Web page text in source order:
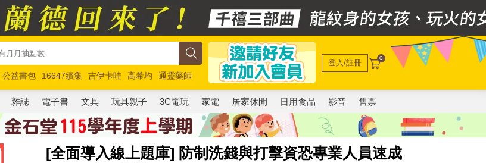
公益書包 16647續集 吉伊卡哇 高希均
通靈藥師
馬斯克 玩具總動員5 超慢跑
登入/註冊 0
雜誌 電子書 文具 玩具親子 3C電玩 家電 居家休閒 日用食品 影音 售票
[全面導入線上題庫] 防制洗錢與打擊資恐專業人員速成